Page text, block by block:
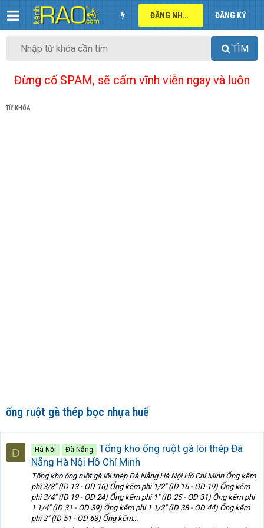
ĐĂNG NHẬP ĐĂNG KÝ
TÌM
Đừng cố SPAM, sẽ cấm vĩnh viễn ngay và luôn
TỪ KHÓA
ống ruột gà thép bọc nhựa huế
D Hà Nội Đà Nẵng
Tổng kho ống ruột gà lõi thép Đà
Nẵng Hà Nội Hồ Chí Minh
Tổng kho ống ruột gà lõi thép Đà Nẵng Hà Nội Hồ Chí Minh Ống kẽm
phi 3/8" (ID 13 - OD 16) Ống kẽm phi 1/2" (ID 16 - OD 19) Ống kẽm
phi 3/4" (ID 19 - OD 24) Ống kẽm phi 1" (ID 25 - OD 31) Ống kẽm phi
1 1/4" (ID 31 - OD 39) Ống kẽm phi 1 1/2" (ID 38 - OD 44) Ống kẽm
phi 2" (ID 51 - OD 63) Ống kẽm...